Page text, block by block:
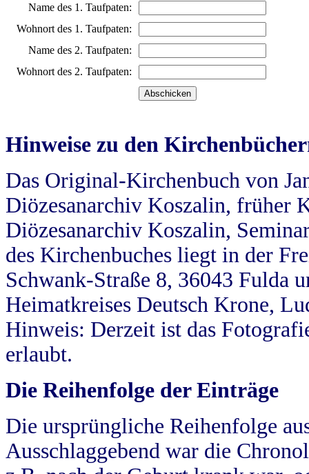
Name des 1. Taufpaten:
Wohnort des 1. Taufpaten:
Name des 2. Taufpaten:
Wohnort des 2. Taufpaten:
Hinweise zu den
Das Original-Kirchenbuch von
Diözesanarchiv Koszalin, früher
Diözesanarchiv Koszalin,
des Kirchenbuches liegt in der
Schwank-Straße 8, 36043 Fulda
Heimatkreises Deutsch Krone,
Hinweis: Derzeit ist das
erlaubt.
Die Reihenfolge der Einträge
Die ursprüngliche Reihenfolge
Ausschlaggebend war die